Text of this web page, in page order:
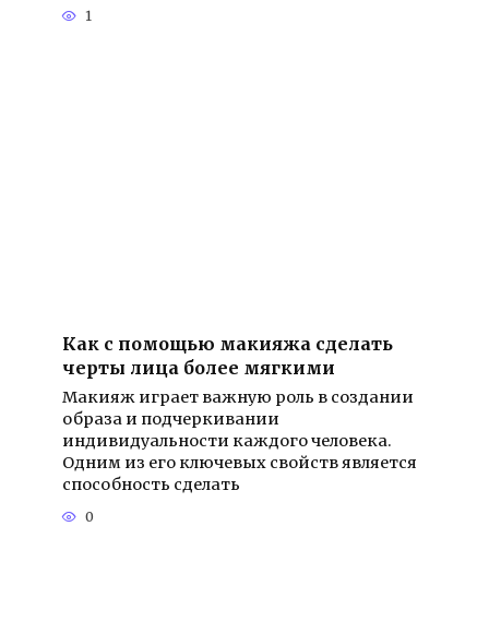
1
Как с помощью макияжа сделать
черты лица более мягкими
Макияж играет важную роль в создании
образа и подчеркивании
индивидуальности каждого человека.
Одним из его ключевых свойств является
способность сделать
0